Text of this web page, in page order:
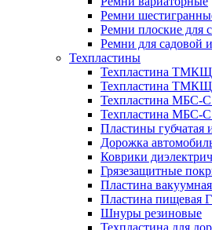
Ремни
Ремни плоские для
Ремни для садовой
Техпластины
Техпластина
Техпластина
Техпластина МБС-
Техпластина МБС-
Пластины губчатая
Дорожка
Коврики
Грязезащитные
Пластина вакуумная
Пластина пищевая
Шнуры резиновые
Техпластина для